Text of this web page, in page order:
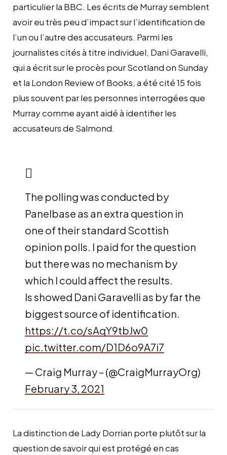
particulier la BBC. Les écrits de Murray semblent
avoir eu très peu d’impact sur l’identification de
l’un ou l’autre des accusateurs. Parmi les
journalistes cités à titre individuel, Dani Garavelli,
qui a écrit sur le procès pour Scotland on Sunday
et la London Review of Books, a été cité 15 fois
plus souvent par les personnes interrogées que
Murray comme ayant aidé à identifier les
accusateurs de Salmond.
The polling was conducted by
Panelbase as an extra question in
one of their standard Scottish
opinion polls. I paid for the question
but there was no mechanism by
which I could affect the results.
Is showed Dani Garavelli as by far the
biggest source of identification.
https://t.co/sAqY9tbJw0
pic.twitter.com/D1D6o9A7i7
— Craig Murray – (@CraigMurrayOrg)
February 3, 2021
La distinction de Lady Dorrian porte plutôt sur la
question de savoir qui est protégé en cas